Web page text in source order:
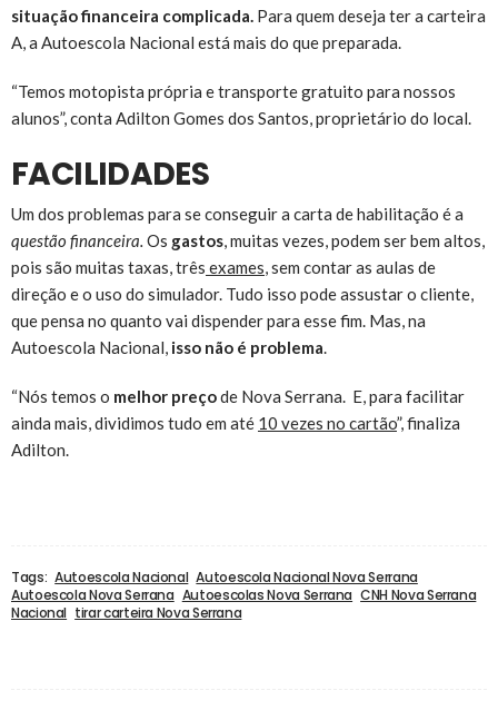
situação financeira complicada. Para quem deseja ter a carteira
A, a Autoescola Nacional está mais do que preparada.
“Temos motopista própria e transporte gratuito para nossos
alunos”, conta Adilton Gomes dos Santos, proprietário do local.
FACILIDADES
Um dos problemas para se conseguir a carta de habilitação é a
questão financeira. Os gastos , muitas vezes, podem ser bem altos,
pois são muitas taxas, três exames , sem contar as aulas de
direção e o uso do simulador. Tudo isso pode assustar o cliente,
que pensa no quanto vai dispender para esse fim. Mas, na
Autoescola Nacional, isso não é problema
“Nós temos o melhor preçode Nova Serrana. E, para facilitar
ainda mais, dividimos tudo em até 10 vezes no cartão”, finaliza
Adilton.
Tags: Autoescola Nacional Autoescola Nacional Nova Serrana
Autoescola Nova Serrana Autoescolas Nova Serrana CNH Nova Serrana
Nacional tirar carteira Nova Serrana